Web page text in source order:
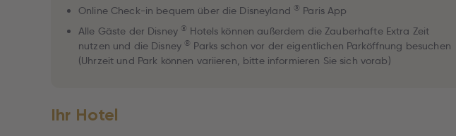
Online Check-in bequem über die Disneyland ® Paris App
Alle Gäste der Disney ® Hotels können außerdem die Zauberhafte Extra Zeit
nutzen und die Disney ® Parks schon vor der eigentlichen Parköffnung besuchen
(Uhrzeit und Park können variieren, bitte informieren Sie sich vorab)
Ihr Hotel